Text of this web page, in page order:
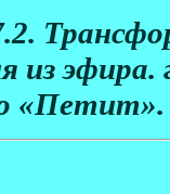
из эфира.
«Петит».